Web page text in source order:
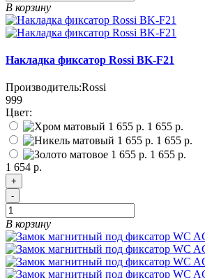
В корзину
Накладка фиксатор Rossi BK-F21
Производитель:Rossi
999
Цвет:
1 655 р.
1 655 р.
1 655 р.
1 654 р.
+
-
В корзину